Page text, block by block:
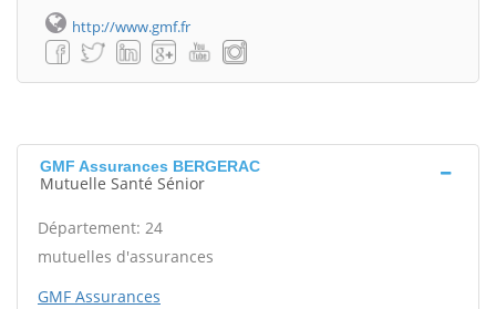
http://www.gmf.fr
GMF Assurances BERGERAC
Mutuelle Santé Sénior
Département: 24
mutuelles d'assurances
GMF Assurances